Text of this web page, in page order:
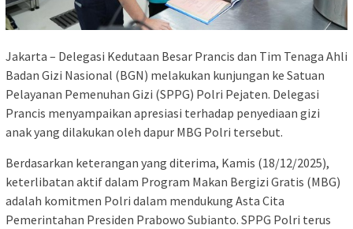
Jakarta – Delegasi Kedutaan Besar Prancis dan Tim Tenaga Ahli
Badan Gizi Nasional (BGN) melakukan kunjungan ke Satuan
Pelayanan Pemenuhan Gizi (SPPG) Polri Pejaten. Delegasi
Prancis menyampaikan apresiasi terhadap penyediaan gizi
anak yang dilakukan oleh dapur MBG Polri tersebut.
Berdasarkan keterangan yang diterima, Kamis (18/12/2025),
keterlibatan aktif dalam Program Makan Bergizi Gratis (MBG)
adalah komitmen Polri dalam mendukung Asta Cita
Pemerintahan Presiden Prabowo Subianto. SPPG Polri terus